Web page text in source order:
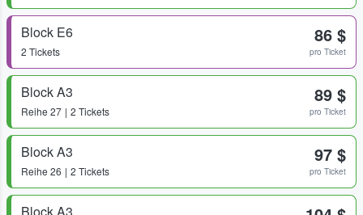
Block E6
2 Tickets
86 $
pro Ticket
Block A3
Reihe 27 2 Tickets
89 $
pro Ticket
Block A3
Reihe 26 2 Tickets
97 $
pro Ticket